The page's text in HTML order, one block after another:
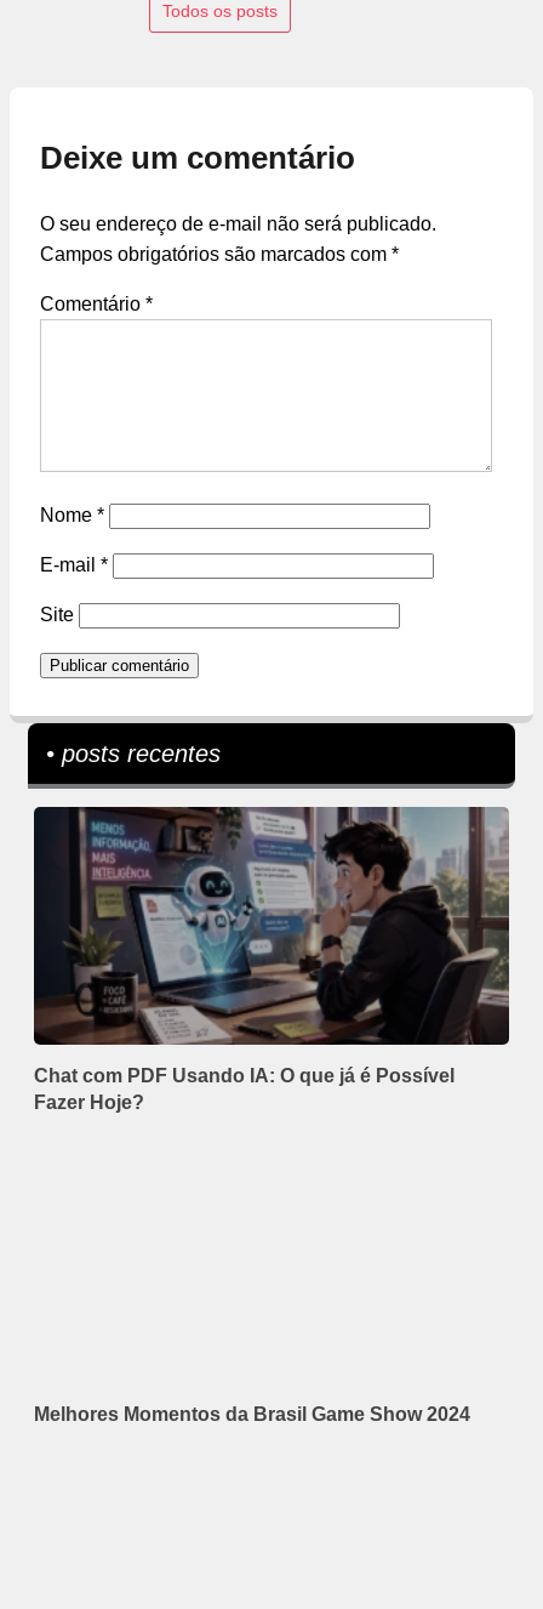
Todos os posts
Deixe um comentário
O seu endereço de e-mail não será publicado.
Campos obrigatórios são marcados com *
Comentário *
Nome *
E-mail *
Site
• posts recentes
Chat com PDF Usando IA: O que já é Possível
Fazer Hoje?
Melhores Momentos da Brasil Game Show 2024